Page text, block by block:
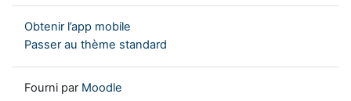
Obtenir l’app mobile
Passer au thème standard
Fourni par Moodle